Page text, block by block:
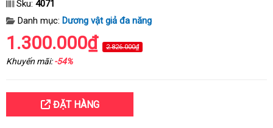
Sku: 4071
Danh mục: Dương vật giả đa năng
1.300.000₫ 2.826.000₫
Khuyến mãi:-54%
ĐẶT HÀNG